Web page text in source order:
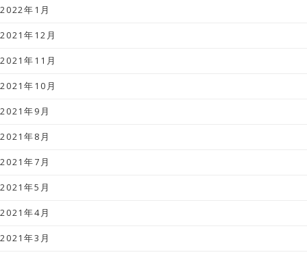
2022年1月
2021年12月
2021年11月
2021年10月
2021年9月
2021年8月
2021年7月
2021年5月
2021年4月
2021年3月